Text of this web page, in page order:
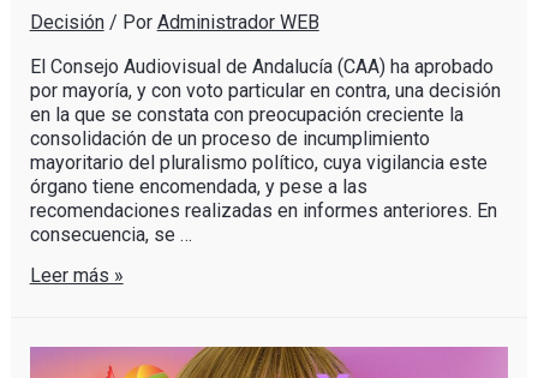
Decisión/ Por Administrador WEB
El Consejo Audiovisual de Andalucía (CAA) ha aprobado
por mayoría, y con voto particular en contra, una decisión
en la que se constata con preocupación creciente la
consolidación de un proceso de incumplimiento
mayoritario del pluralismo político, cuya vigilancia este
órgano tiene encomendada, y pese a las
recomendaciones realizadas en informes anteriores. En
consecuencia, se …
Leer más »